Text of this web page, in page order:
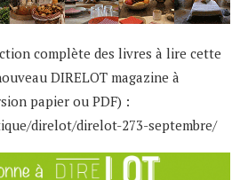
complète des livres à lire cette
DIRELOT magazine à
papier ou PDF) :
direlot/direlot-273-septembre/